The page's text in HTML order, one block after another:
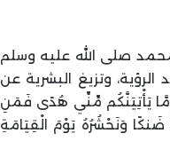
صلى الله عليه وسلم
وتزيغ البشرية عن
يَأْتِيَنَّكُم مِّنِّي هُدًى فَمَنِ
لَهُ مَعِيشَةً ضَنكًا وَنَحْشُرُهُ يَوْمَ الْقِيَامَةِ